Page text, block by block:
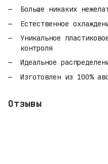
Больше никаких
Естественное
Уникальное
контроля
Идеальное
Изготовлен из 100%
Отзывы